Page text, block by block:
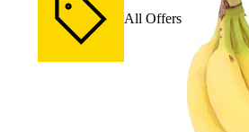
All Offers